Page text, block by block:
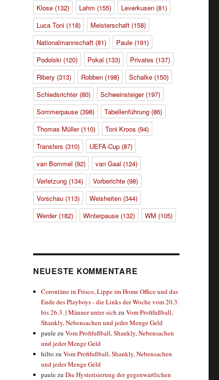
Klose(132) Lahm (155) Leverkusen(81)
Luca Toni(118) Meisterschaft(158)
Nationalmannschaft(81) Paule(191)
Podolski(120) Pokal (133) Privates (137)
Ribery (313) Robben(198) Schalke(150)
Schiedsrichter(80) Schweinsteiger(197)
Sommerpause(398) Tabellenführung(86)
Thomas Müller(110) Toni Kroos (94)
Transfers (310) UEFA-Cup(87)
van Bommel (92) van Gaal (124)
Verletzung(134) Vorberichte(98)
Vorschau(113) Weisheiten(344)
Werder(182) Winterpause(132) WM (105)
NEUESTE KOMMENTARE
Corontäne in Frisco, Lippe im Home Office und das
Ende des Playboys - die Links der Woche vom 20.3.
bis 26.3. | Männer unter sich zuVom Profifußball,
Shankly, Nebensachen und jeder Menge Geld
paulezuVom Profifußball, Shankly, Nebensachen
und jeder Menge Geld
hilto zuVom Profifußball, Shankly, Nebensachen
und jeder Menge Geld
paulezuDie Hysterisierung der gegenwartlichen